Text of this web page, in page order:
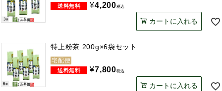
¥4,200税込
カートに入れる
特上粉茶 200g×6袋セット
宅配便
¥7,800税込
カートに入れる